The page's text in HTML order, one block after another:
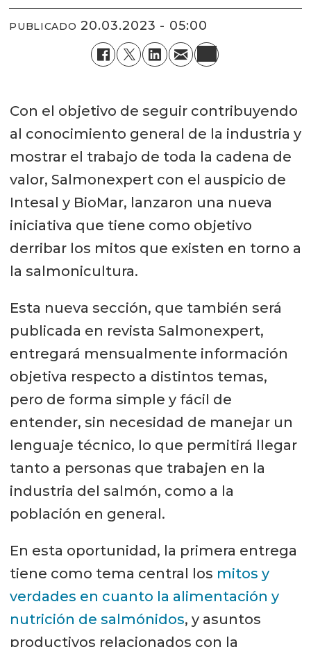
PUBLICADO 20.03.2023 - 05:00
Con el objetivo de seguir contribuyendo
al conocimiento general de la industria y
mostrar el trabajo de toda la cadena de
valor, Salmonexpert con el auspicio de
Intesal y BioMar, lanzaron una nueva
iniciativa que tiene como objetivo
derribar los mitos que existen en torno a
la salmonicultura.
Esta nueva sección, que también será
publicada en revista Salmonexpert,
entregará mensualmente información
objetiva respecto a distintos temas,
pero de forma simple y fácil de
entender, sin necesidad de manejar un
lenguaje técnico, lo que permitirá llegar
tanto a personas que trabajen en la
industria del salmón, como a la
población en general.
En esta oportunidad, la primera entrega
tiene como tema central los mitos y
verdades en cuanto la alimentación y
nutrición de salmónidos, y asuntos
productivos relacionados con la